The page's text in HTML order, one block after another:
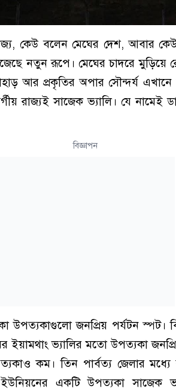
কেউ বলেন মেঘের দেশ, আবার
নতুন রূপে। মেঘের চাদরে মুড়িয়ে
আর প্রকৃতির অপার সৌন্দর্য এখানে
রাজ্যই সাজেক ভ্যালি। যে নামেই
বিজ্ঞাপন
উপত্যকাগুলো জনপ্রিয় পর্যটন স্পট।
ইয়ামথাং ভ্যালির মতো উপত্যকা
কম। তিন পার্বত্য জেলার মধ্যে
একটি উপত্যকা সাজেক